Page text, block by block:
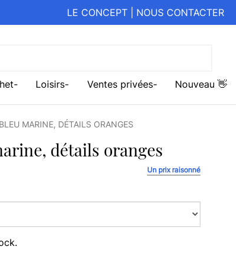
LE CONCEPT NOUS CONTACTER
Loisirs Ventes privées Nouveau 👋
MARINE, DÉTAILS ORANGES
détails oranges
Un prix raisonné